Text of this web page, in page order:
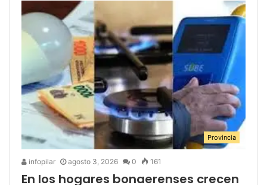
Provincia
infopilar agosto 3, 2026 0 161
En los hogares bonaerenses crecen